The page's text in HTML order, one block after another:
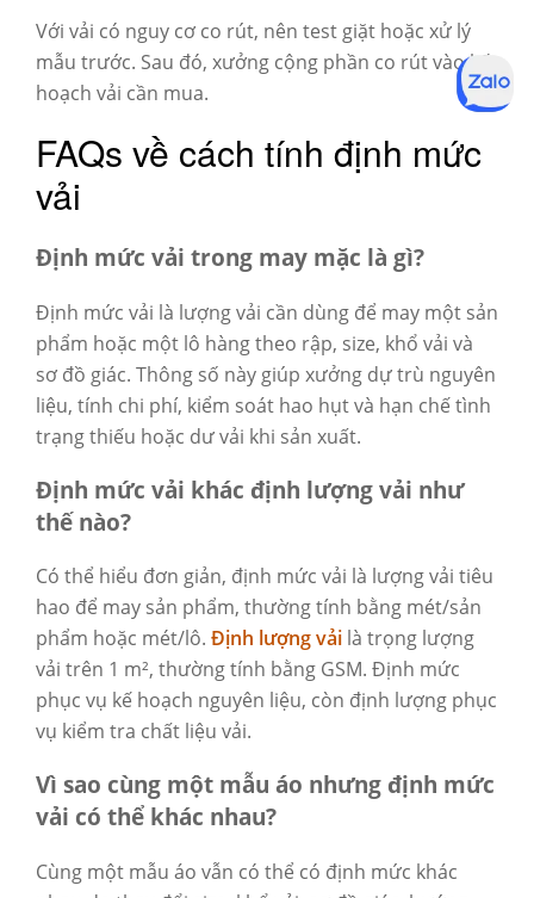
Với vải có nguy cơ co rút, nên test giặt hoặc xử lý
mẫu trước. Sau đó, xưởng cộng phần co rút vào kế
hoạch vải cần mua.
FAQs về cách tính định mức
vải
Định mức vải trong may mặc là gì?
Định mức vải là lượng vải cần dùng để may một sản
phẩm hoặc một lô hàng theo rập, size, khổ vải và
sơ đồ giác. Thông số này giúp xưởng dự trù nguyên
liệu, tính chi phí, kiểm soát hao hụt và hạn chế tình
trạng thiếu hoặc dư vải khi sản xuất.
Định mức vải khác định lượng vải như
thế nào?
Có thể hiểu đơn giản, định mức vải là lượng vải tiêu
hao để may sản phẩm, thường tính bằng mét/sản
phẩm hoặc mét/lô. Định lượng vải là trọng lượng
vải trên 1 m², thường tính bằng GSM. Định mức
phục vụ kế hoạch nguyên liệu, còn định lượng phục
vụ kiểm tra chất liệu vải.
Vì sao cùng một mẫu áo nhưng định mức
vải có thể khác nhau?
Cùng một mẫu áo vẫn có thể có định mức khác